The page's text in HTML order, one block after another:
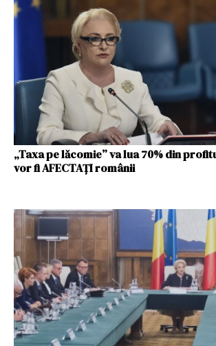
„Taxa pe lăcomie” va lua 70% din
vor fi AFECTAȚI românii